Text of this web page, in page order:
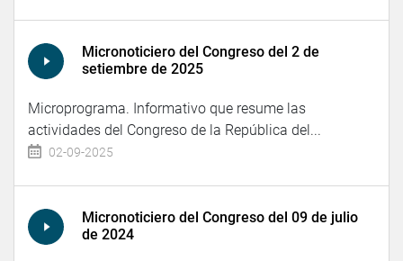
Micronoticiero del Congreso del 2 de
setiembre de 2025
Microprograma. Informativo que resume las
actividades del Congreso de la República del...
02-09-2025
Micronoticiero del Congreso del 09 de julio
de 2024